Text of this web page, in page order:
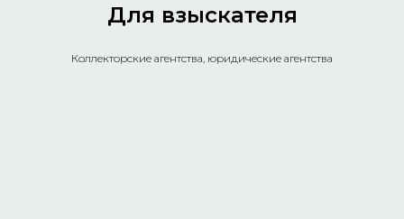
Для взыскателя
Коллекторские агентства, юридические агентства